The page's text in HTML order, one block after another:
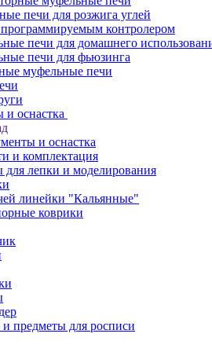
печи для розжига углей
контролером
печи для домашнего
печи для фьюзинга
муфельные печи
оснастка
и оснастка
и комплектация
для лепки и моделирования
линейки "Кальянные"
коврики
предметы для росписи